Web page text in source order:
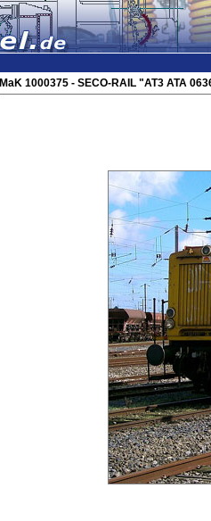
MaK 1000375 - SECO-RAIL "AT3 ATA